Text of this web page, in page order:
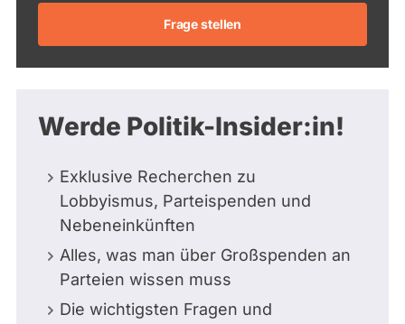
Frage stellen
Werde Politik-Insider:in!
Exklusive Recherchen zu
Lobbyismus, Parteispenden und
Nebeneinkünften
Alles, was man über Großspenden an
Parteien wissen muss
Die wichtigsten Fragen und